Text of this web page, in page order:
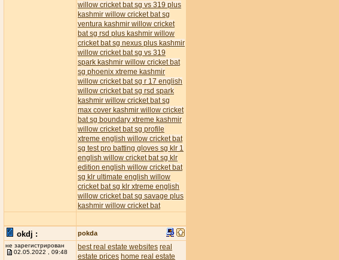
willow cricket batsg vs 319 plus
kashmir willow cricket batsg
ventura kashmir willow cricket
batsg rsd plus kashmir willow
cricket batsg nexus plus kashmir
willow cricket batsg vs 319
spark kashmir willow cricket bat
sg phoenix xtreme kashmir
willow cricket batsg r 17 english
willow cricket batsg rsd spark
kashmir willow cricket batsg
max cover kashmir willow cricket
batsg boundary xtreme kashmir
willow cricket batsg profile
xtreme english willow cricket bat
sg test pro batting gloves sg klr 1
english willow cricket batsg klr
edition english willow cricket bat
sg klr ultimate english willow
cricket batsg klr xtreme english
willow cricket batsg savage plus
kashmir willow cricket bat
okdj : pokda
не зарегистрирован
02.05.2022 , 09:48
best real estate websites real
estate prices home real estate